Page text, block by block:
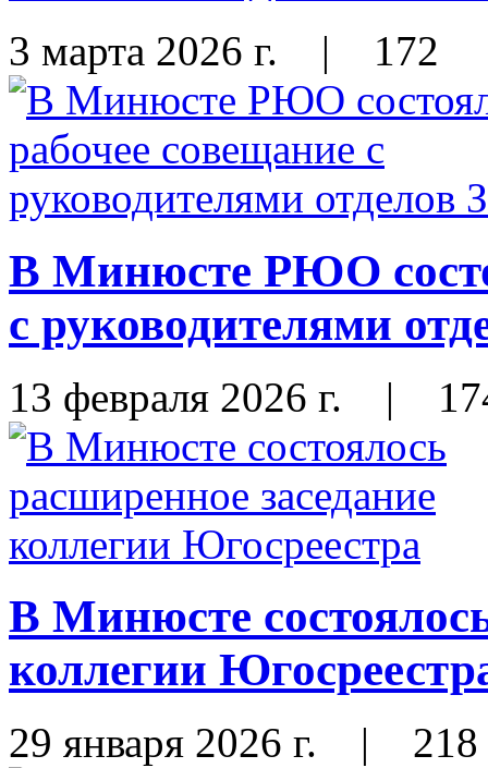
3 марта 2026 г. | 172
В Минюсте РЮО
с руководителями
13 февраля 2026 г. |
В Минюсте
коллегии
29 января 2026 г. | 218